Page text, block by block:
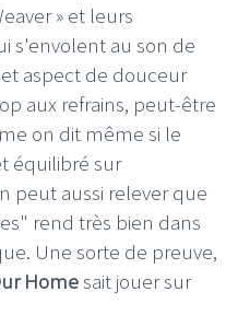
» et leurs
s'envolent au son de
aspect de douceur
aux refrains, peut-être
on dit même si le
équilibré sur
peut aussi relever que
rend très bien dans
Une sorte de preuve,
Homesait jouer sur